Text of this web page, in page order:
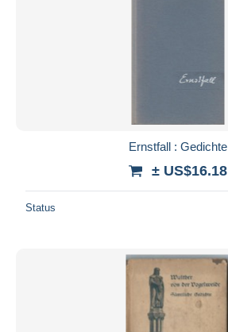
Ernstfall : Gedichte
± US$16.18
Status